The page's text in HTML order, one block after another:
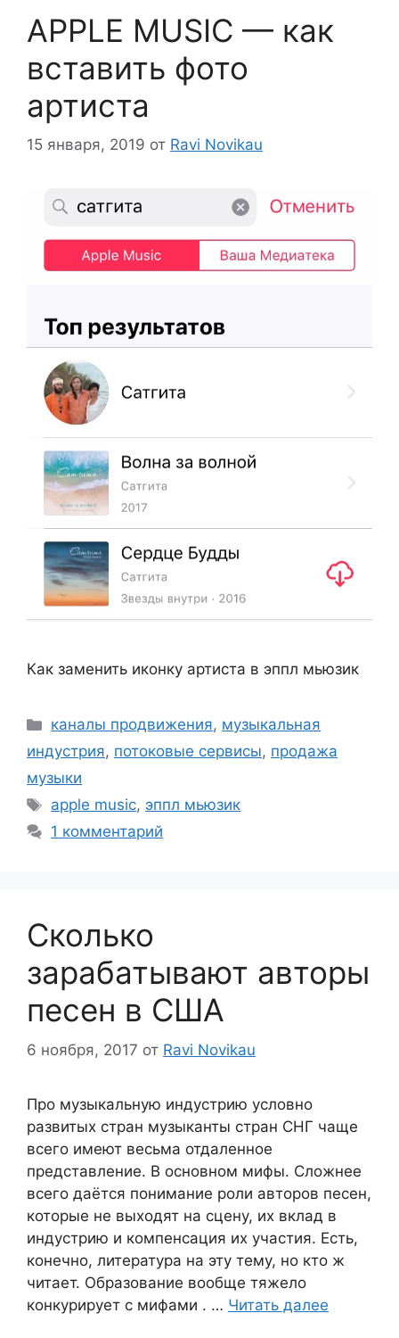
APPLE MUSIC — как
вставить фото
артиста
15 января, 2019 от Ravi Novikau
Как заменить иконку артиста в эппл мьюзик
Рубрики
каналы продвижения, музыкальная
индустрия, потоковые сервисы, продажа
музыки
Метки
apple music, эппл мьюзик
1 комментарий
Сколько
зарабатывают авторы
песен в США
6 ноября, 2017 от Ravi Novikau
Про музыкальную индустрию условно
развитых стран музыканты стран СНГ чаще
всего имеют весьма отдаленное
представление. В основном мифы. Сложнее
всего даётся понимание роли авторов песен,
которые не выходят на сцену, их вклад в
индустрию и компенсация их участия. Есть,
конечно, литература на эту тему, но кто ж
читает. Образование вообще тяжело
конкурирует с мифами . … Читать далее